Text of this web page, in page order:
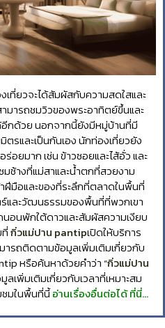
เที่ยวจะได้สัมผัสกับความสดใสและ
มารถชมวิวของพระอาทิตย์ขึ้นและ
กด้วย นอกจากนี้ยังมีหมู่บ้านที่มี
รและเป็นกันเอง นักท่องเที่ยวยัง
อยมาก เช่น ข้าวซอยและไส้อั่ว และ
ช้างที่แม่สาและน้ำตกที่สวยงาม
มือและของที่ระลึกที่ตลาดในพื้นที่
ร์และวัฒนธรรมของพื้นที่ที่พวกเขา
อนพักใต้ดาวและสัมผัสความเงียบ
กิ่วแม่ปาน pantipเปิดให้บริการ
ารถติดตามข้อมูลเพิ่มเติมเกี่ยวกับ
หรือค้นหาด้วยคำว่า “กิ่วแม่ปาน
ลเพิ่มเติมเกี่ยวกับเวลาที่เหมาะสม
ชมในพื้นที่นี้อ่านเรื่องอื่นต่อได้ ที่นี่…